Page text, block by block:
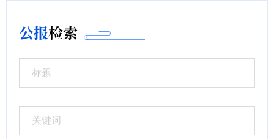
公报检索